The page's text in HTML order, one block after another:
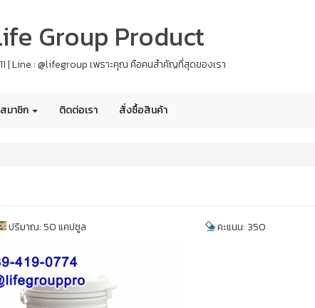
Group Product
| Line : @lifegroup เพราะคุณ คือคนสำคัญที่สุดของเรา
มาชิก ติดต่อเรา สั่งซื้อสินค้า
ปริมาณ: 50 แคปซูล คะแนน: 350